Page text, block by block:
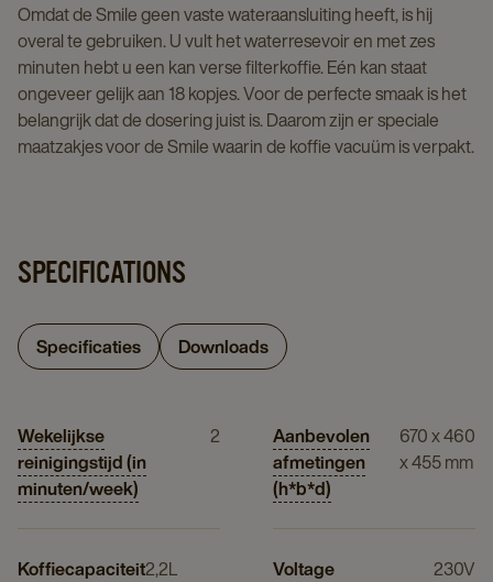
Omdat de Smile geen vaste wateraansluiting heeft, is hij
overal te gebruiken. U vult het waterresevoir en met zes
minuten hebt u een kan verse filterkoffie. Eén kan staat
ongeveer gelijk aan 18 kopjes. Voor de perfecte smaak is het
belangrijk dat de dosering juist is. Daarom zijn er speciale
maatzakjes voor de Smile waarin de koffie vacuüm is verpakt.
SPECIFICATIONS
Specificaties Downloads
Wekelijkse
reinigingstijd (in
minuten/week)
2
Aanbevolen
afmetingen
(h*b*d)
670 x 460
x 455 mm
Koffiecapaciteit2,2L Voltage 230V